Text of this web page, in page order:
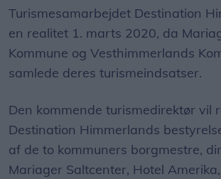
Turismesamarbejdet Destination
en realitet 1. marts 2020, da
Kommune og Vesthimmerlands
samlede deres turismeindsatser.
Den kommende turismedirektør vil
Destination Himmerlands
af de to kommuners borgmestre,
Mariager Saltcenter, Hotel